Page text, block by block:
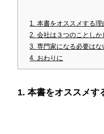
1. 本書をオススメする理
2. 会社は３つのことしか
3. 専門家になる必要はな
4. おわりに
1. 本書をオススメす